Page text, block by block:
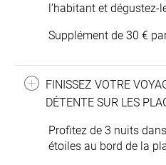
l’habitant et dégustez-
Supplément de 30 €
FINISSEZ VOTRE
DÉTENTE SUR LES
Profitez de 3 nuits
étoiles au bord de la